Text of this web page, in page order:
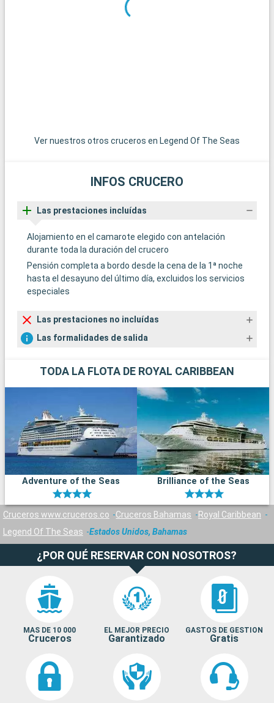
aventura inolvidable en un ecosistema único. Las excursiones
en hidrodeslizador permiten observar la fauna local, incluidos
Ver nuestros otros cruceros en Legend Of The Seas
INFOS CRUCERO
Las prestaciones incluídas
Alojamiento en el camarote elegido con antelación
durante toda la duración del crucero
Pensión completa a bordo desde la cena de la 1ª noche
hasta el desayuno del último día, excluidos los servicios
especiales
Las prestaciones no incluídas
Las formalidades de salida
TODA LA FLOTA DE ROYAL CARIBBEAN
Adventure of the Seas Brilliance of the Seas
Cruceros www.cruceros.co Cruceros Bahamas
Royal Caribbean
Legend Of The Seas
Estados Unidos, Bahamas
¿POR QUÉ RESERVAR CON NOSOTROS?
MAS DE 10 000
Cruceros
EL MEJOR PRECIO
Garantizado
GASTOS DE GESTION
Gratis